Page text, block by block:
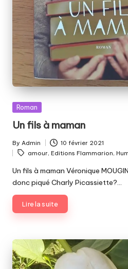
Posted
Roman
Un fils à maman
Posted
by
By Admin 10 février 2021
Tags:
amour, Editions Flammarion,
Un fils à maman Véronique
donc piqué Charly Picassiette?…
Lire la suite